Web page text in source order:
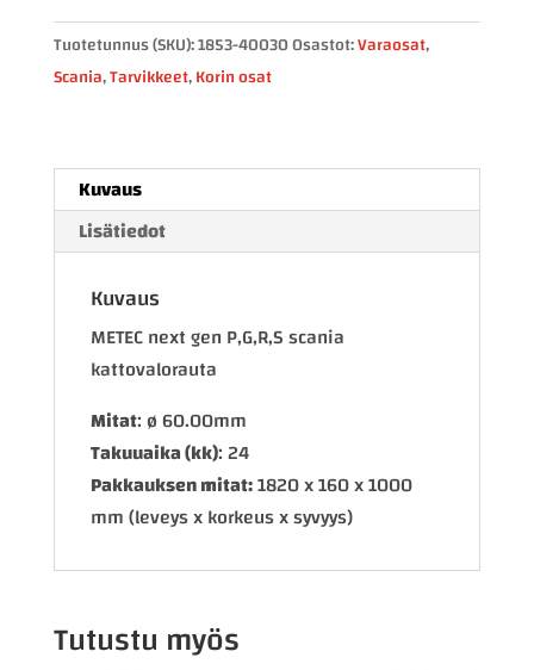
P,G,R,S
scania
kattovalorauta
Tuotetunnus (SKU):1853-40030Osastot:Varaosat,
Scania,Tarvikkeet,Korin osat
Kuvaus
Lisätiedot
Kuvaus
METEC next gen P,G,R,S scania
kattovalorauta
Mitat: ø 60.00mm
Takuuaika (kk): 24
Pakkauksen mitat:1820 x 160 x 1000
mm (leveys x korkeus x syvyys)
Tutustu myös